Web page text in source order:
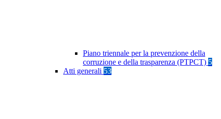
Piano triennale per la prevenzione della
corruzione e della trasparenza (PTPCT) 5
Atti generali 53